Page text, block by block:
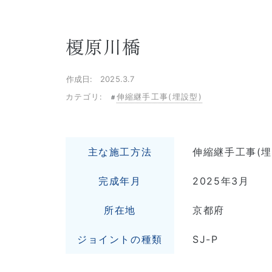
榎原川橋
作成日: 2025.3.7
カテゴリ:
伸縮継手工事(埋設型)
主な施工方法 伸縮継手工事(
完成年月 2025年3月
所在地 京都府
ジョイントの種類 SJ-P